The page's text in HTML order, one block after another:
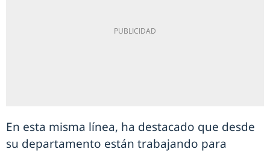
En esta misma línea, ha destacado que desde
su departamento están trabajando para